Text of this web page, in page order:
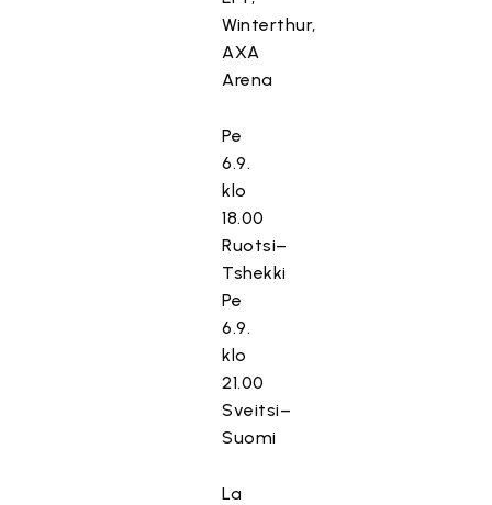
Winterthur,
AXA
Arena
Pe
6.9.
klo
18.00
Ruotsi–
Tshekki
Pe
6.9.
klo
21.00
Sveitsi–
Suomi
La